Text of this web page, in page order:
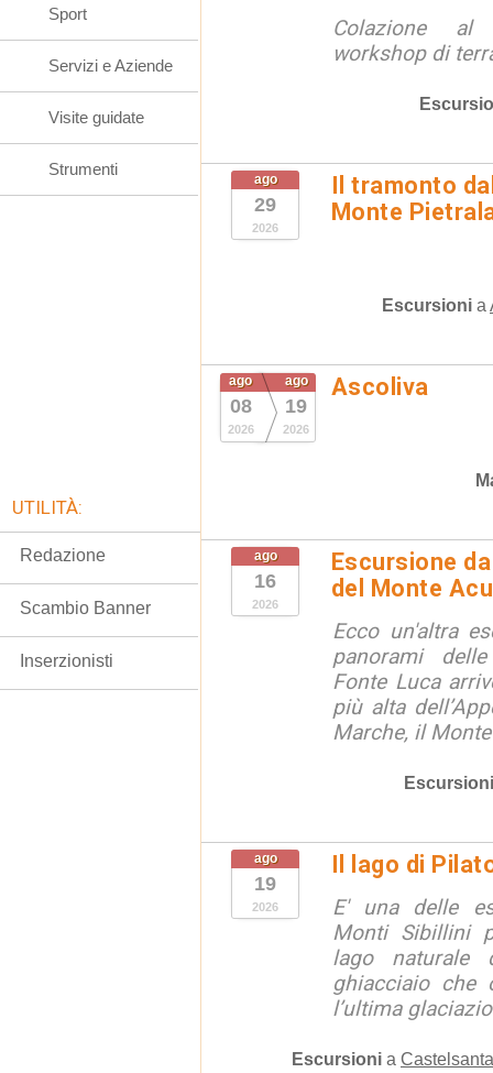
Colazione al
workshop di
ago
29
2026
Il tramonto
Monte
Escursioni a
ago
08
2026
ago
19
2026
Ascoliva
ago
16
2026
Escursione
del Monte
Ecco un'altra
panorami
Fonte Luca
più alta
Marche, il
Escursioni
ago
19
2026
Il lago di
E' una delle
Monti Sibillini
lago naturale
ghiacciaio che
l’ultima
Escursioni a
Sport
Servizi e Aziende
Visite guidate
Strumenti
UTILITÀ:
Redazione
Scambio Banner
Inserzionisti